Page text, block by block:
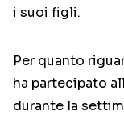
i suoi figli.
Per quanto
ha partecipato
durante la